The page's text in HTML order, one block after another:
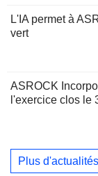
L'IA permet à
vert
ASROCK
l'exercice clos le
Plus d'actualités